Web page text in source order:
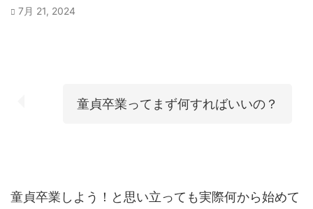
7月 21, 2024
童貞卒業ってまず何すればいいの？
童貞卒業しよう！と思い立っても実際何から始めて